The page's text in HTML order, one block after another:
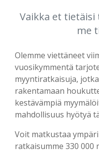
Vaikka et
me
Olemme viettäneet
vuosikymmentä
myyntiratkaisuja,
rakentamaan
kestävämpiä
mahdollisuus hyötyä
Voit matkustaa
ratkaisumme 330 000